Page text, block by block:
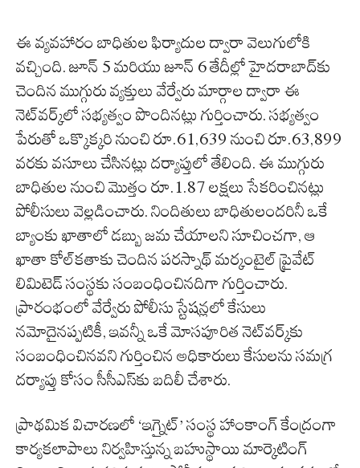
ఈ వ్యవహారం బాధితుల ఫిర్యాదుల ద్వారా వెలుగులోకి
వచ్చింది. జూన్ 5 మరియు జూన్ 6 తేదీల్లో హైదరాబాద్‌కు
చెందిన ముగ్గురు వ్యక్తులు వేర్వేరు మార్గాల ద్వారా ఈ
నెట్‌వర్క్‌లో సభ్యత్వం పొందినట్లు గుర్తించారు. సభ్యత్వం
పేరుతో ఒక్కొక్కరి నుంచి రూ.61,639 నుంచి రూ.63,899
వరకు వసూలు చేసినట్లు దర్యాప్తులో తేలింది. ఈ ముగ్గురు
బాధితుల నుంచి మొత్తం రూ.1.87 లక్షలు సేకరించినట్లు
పోలీసులు వెల్లడించారు. నిందితులు బాధితులందరినీ ఒకే
బ్యాంకు ఖాతాలో డబ్బు జమ చేయాలని సూచించగా, ఆ
ఖాతా కోల్‌కతాకు చెందిన పరస్నాథ్ మర్కంటైల్ ప్రైవేట్
లిమిటెడ్ సంస్థకు సంబంధించినదిగా గుర్తించారు.
ప్రారంభంలో వేర్వేరు పోలీసు స్టేషన్లలో కేసులు
నమోదైనప్పటికీ, ఇవన్నీ ఒకే మోసపూరిత నెట్‌వర్క్‌కు
సంబంధించినవని గుర్తించిన అధికారులు కేసులను సమగ్ర
దర్యాప్తు కోసం సీసీఎస్‌కు బదిలీ చేశారు.
ప్రాథమిక విచారణలో ‘ఇగ్నైట్’ సంస్థ హాంకాంగ్ కేంద్రంగా
కార్యకలాపాలు నిర్వహిస్తున్న బహుస్థాయి మార్కెటింగ్